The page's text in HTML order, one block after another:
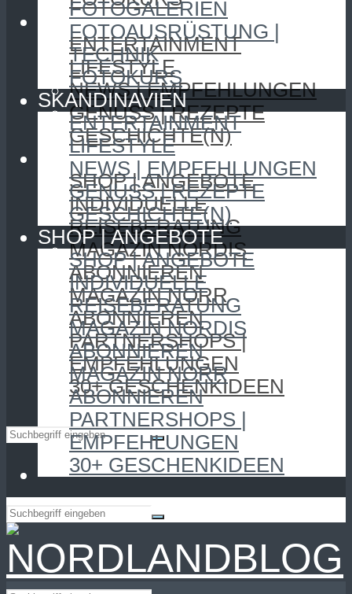
SKANDINAVIEN
ENTERTAINMENT
LIFESTYLE
NEWS | EMPFEHLUNGEN
GENUSS | REZEPTE
GESCHICHTE(N)
SHOP | ANGEBOTE
SHOP | ANGEBOTE
INDIVIDUELLE
REISEBERATUNG
MAGAZIN NORDIS
ABONNIEREN
MAGAZIN NORR
ABONNIEREN
PARTNERSHOPS |
EMPFEHLUNGEN
30+ GESCHENKIDEEN
FOTOGALERIEN
FOTOAUSRÜSTUNG |
TECHNIK
FOTOKURS
SKANDINAVIEN
ENTERTAINMENT
LIFESTYLE
NEWS | EMPFEHLUNGEN
GENUSS | REZEPTE
GESCHICHTE(N)
SHOP | ANGEBOTE
SHOP | ANGEBOTE
INDIVIDUELLE
REISEBERATUNG
MAGAZIN NORDIS
ABONNIEREN
MAGAZIN NORR
ABONNIEREN
PARTNERSHOPS |
EMPFEHLUNGEN
30+ GESCHENKIDEEN